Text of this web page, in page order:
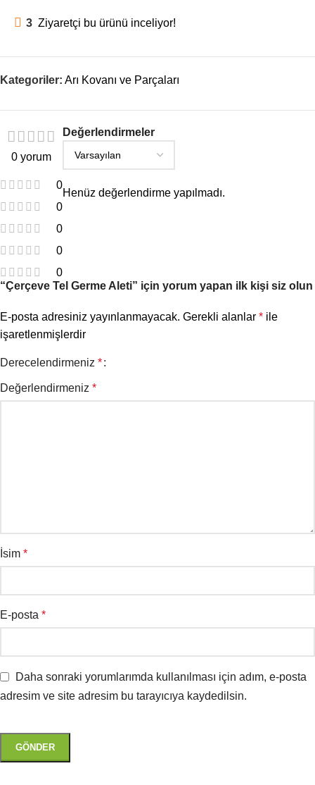
3 Ziyaretçi bu ürünü inceliyor!
Kategoriler: Arı Kovanı ve Parçaları
0 yorum
0
0
0
0
0
Değerlendirmeler
Henüz değerlendirme yapılmadı.
“Çerçeve Tel Germe Aleti” için yorum yapan ilk kişi siz olun
E-posta adresiniz yayınlanmayacak. Gerekli alanlar * ile
işaretlenmişlerdir
Derecelendirmeniz *
Değerlendirmeniz *
İsim *
E-posta *
Daha sonraki yorumlarımda kullanılması için adım, e-posta
adresim ve site adresim bu tarayıcıya kaydedilsin.